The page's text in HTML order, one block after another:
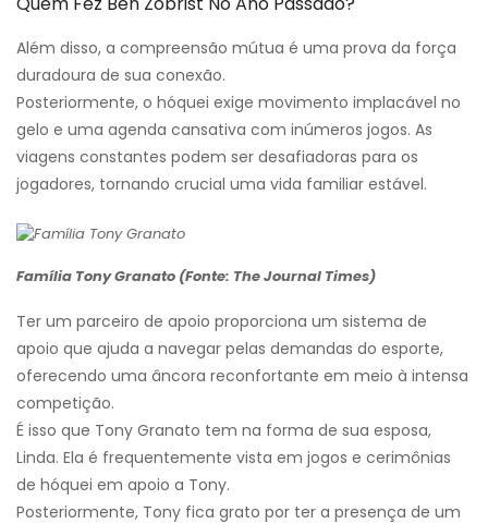
Além disso, a compreensão mútua é uma prova da força
duradoura de sua conexão.
Posteriormente, o hóquei exige movimento implacável no
gelo e uma agenda cansativa com inúmeros jogos. As
viagens constantes podem ser desafiadoras para os
jogadores, tornando crucial uma vida familiar estável.
Família Tony Granato (Fonte: The Journal Times)
Ter um parceiro de apoio proporciona um sistema de
apoio que ajuda a navegar pelas demandas do esporte,
oferecendo uma âncora reconfortante em meio à intensa
competição.
É isso que Tony Granato tem na forma de sua esposa,
Linda. Ela é frequentemente vista em jogos e cerimônias
de hóquei em apoio a Tony.
Posteriormente, Tony fica grato por ter a presença de um